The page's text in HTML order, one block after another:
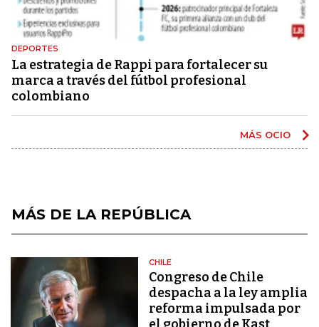
DEPORTES
La estrategia de Rappi para fortalecer su
marca a través del fútbol profesional
colombiano
MÁS OCIO
MÁS DE LA REPÚBLICA
CHILE
Congreso de Chile
despacha a la ley amplia
reforma impulsada por